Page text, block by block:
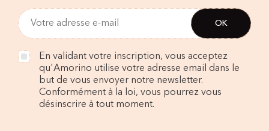
En validant votre inscription, vous acceptez
qu'Amorino utilise votre adresse email dans le
but de vous envoyer notre newsletter.
Conformément à la loi, vous pourrez vous
désinscrire à tout moment.